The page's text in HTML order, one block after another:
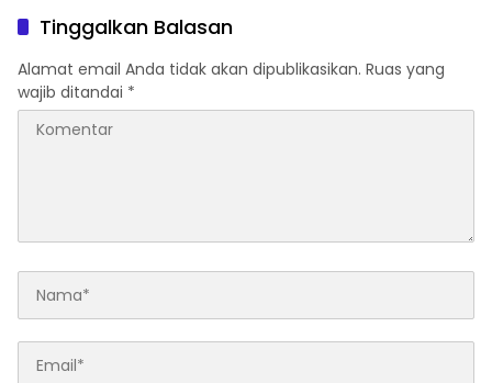
lebih menarik
Tinggalkan Balasan
Alamat email Anda tidak akan dipublikasikan. Ruas yang
wajib ditandai *